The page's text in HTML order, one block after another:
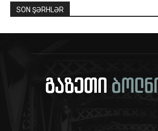
SON ŞƏRHLƏR